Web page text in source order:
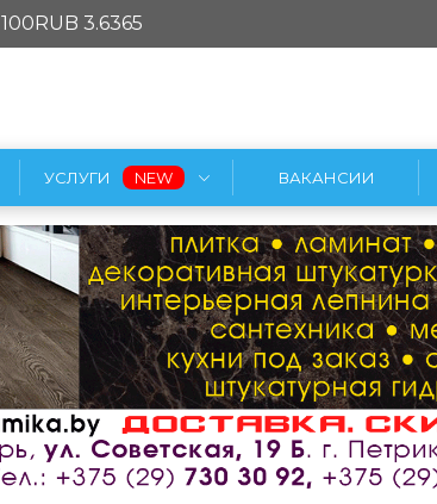
100RUB 3.6365
УСЛУГИ ВАКАНСИИ